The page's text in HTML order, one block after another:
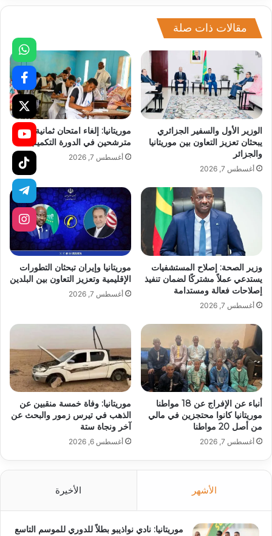
مقالات ذات صلة
الوزير الأول والسفير الجزائري
يبحثان تعزيز التعاون بين موريتانيا
والجزائر
أغسطس 7, 2026
موريتانيا: إلغاء امتحان ثمانية
مترشحين في الدورة التكميلية
أغسطس 7, 2026
وزير الصحة: إصلاح المستشفيات
يستدعي عملاً مشتركًا لضمان تنفيذ
إصلاحات فعالة ومستدامة
أغسطس 7, 2026
موريتانيا وإيران تبحثان التطورات
الإقليمية وتعزيز التعاون بين البلدين
أغسطس 7, 2026
أنباء عن الإفراج عن 18 مواطنا
موريتانيا كانوا محتجزين في مالي
من أصل 20 مواطنا
أغسطس 7, 2026
موريتانيا: وفاة خمسة منقبين عن
الذهب في تيرس زمور والبحث عن
آخر ونجاة ستة
أغسطس 6, 2026
الأشهر الأخيرة
موريتانيا: نادي نواذيبو بطلاً للدوري للموسم التاسع